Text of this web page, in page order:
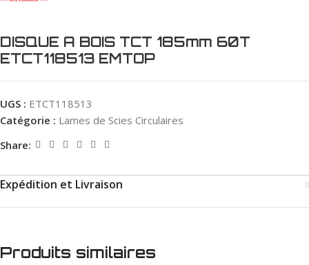
DISQUE A BOIS TCT 185mm 60T
ETCT118513 EMTOP
UGS : ETCT118513
Catégorie : Lames de Scies Circulaires
Share:
Expédition et Livraison
Produits similaires